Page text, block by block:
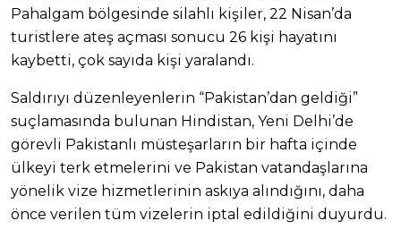
Pahalgam bölgesinde silahlı kişiler, 22 Nisan’da
turistlere ateş açması sonucu 26 kişi hayatını
kaybetti, çok sayıda kişi yaralandı.
Saldırıyı düzenleyenlerin “Pakistan’dan geldiği”
suçlamasında bulunan Hindistan, Yeni Delhi’de
görevli Pakistanlı müsteşarların bir hafta içinde
ülkeyi terk etmelerini ve Pakistan vatandaşlarına
yönelik vize hizmetlerinin askıya alındığını, daha
önce verilen tüm vizelerin iptal edildiğini duyurdu.